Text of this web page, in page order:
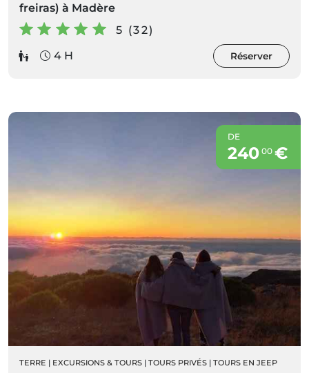
freiras) à Madère
5 (32)
4 H
Réserver
DE
240 00€
TERRE | EXCURSIONS & TOURS | TOURS PRIVÉS | TOURS EN JEEP